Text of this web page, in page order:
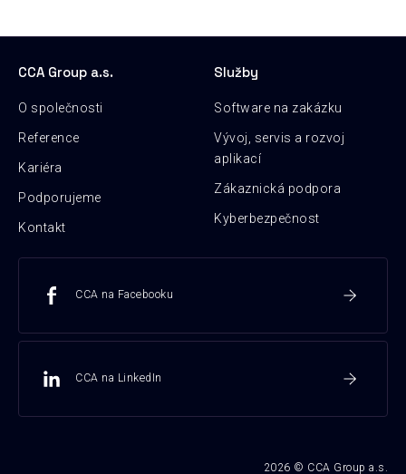
CCA Group a.s.
O společnosti
Reference
Kariéra
Podporujeme
Kontakt
Služby
Software na zakázku
Vývoj, servis a rozvoj
aplikací
Zákaznická podpora
Kyberbezpečnost
CCA na Facebooku
CCA na LinkedIn
2026 © CCA Group a.s.